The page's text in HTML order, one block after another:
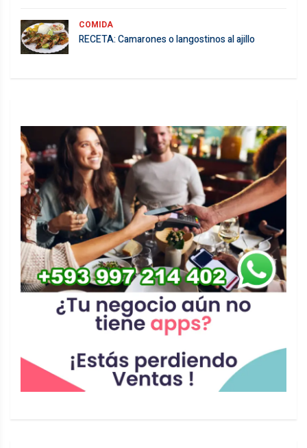
COMIDA
RECETA: Camarones o langostinos al ajillo